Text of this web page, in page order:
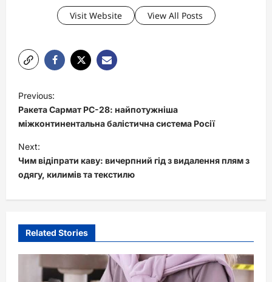
Visit Website View All Posts
o
s
t
n
a
v
g
a
Previous:
Ракета Сармат РС-28: найпотужніша
міжконтинентальна балістична система Росії
Next:
Чим відіпрати каву: вичерпний гід з видалення плям з
одягу, килимів та текстилю
Related Stories